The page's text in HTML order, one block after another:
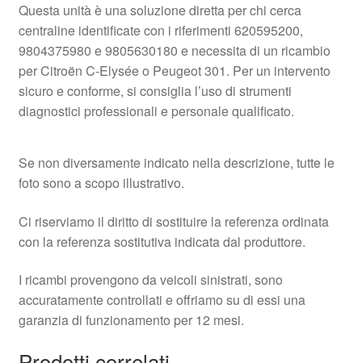
Questa unità è una soluzione diretta per chi cerca
centraline identificate con i riferimenti 620595200,
9804375980 e 9805630180 e necessita di un ricambio
per Citroën C‑Elysée o Peugeot 301. Per un intervento
sicuro e conforme, si consiglia l’uso di strumenti
diagnostici professionali e personale qualificato.
Se non diversamente indicato nella descrizione, tutte le
foto sono a scopo illustrativo.
Ci riserviamo il diritto di sostituire la referenza ordinata
con la referenza sostitutiva indicata dal produttore.
I ricambi provengono da veicoli sinistrati, sono
accuratamente controllati e offriamo su di essi una
garanzia di funzionamento per 12 mesi.